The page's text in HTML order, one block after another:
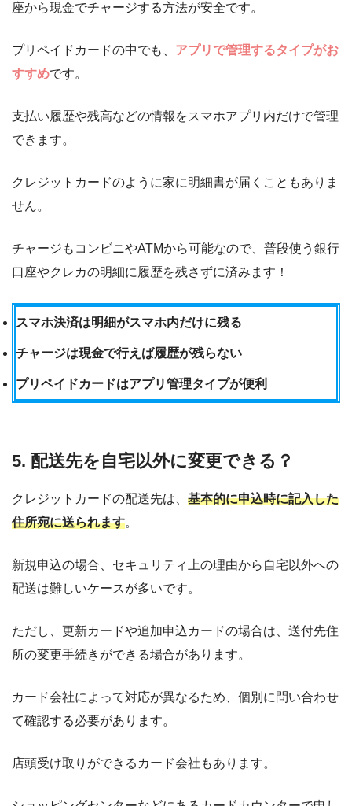
座から現金でチャージする方法が安全です。
プリペイドカードの中でも、 アプリで管理するタイプがお
すすめです。
支払い履歴や残高などの情報をスマホアプリ内だけで管理
できます。
クレジットカードのように家に明細書が届くこともありま
せん。
チャージもコンビニやATMから可能なので、普段使う銀行
口座やクレカの明細に履歴を残さずに済みます！
スマホ決済は明細がスマホ内だけに残る
チャージは現金で行えば履歴が残らない
プリペイドカードはアプリ管理タイプが便利
5. 配送先を自宅以外に変更できる？
クレジットカードの配送先は、 基本的に申込時に記入した
住所宛に送られます。
新規申込の場合、セキュリティ上の理由から自宅以外への
配送は難しいケースが多いです。
ただし、更新カードや追加申込カードの場合は、送付先住
所の変更手続きができる場合があります。
カード会社によって対応が異なるため、個別に問い合わせ
て確認する必要があります。
店頭受け取りができるカード会社もあります。